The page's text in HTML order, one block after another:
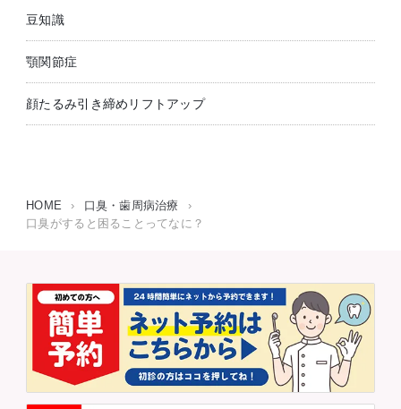
豆知識
顎関節症
顔たるみ引き締めリフトアップ
HOME › 口臭・歯周病治療
›
口臭がすると困ることってなに？